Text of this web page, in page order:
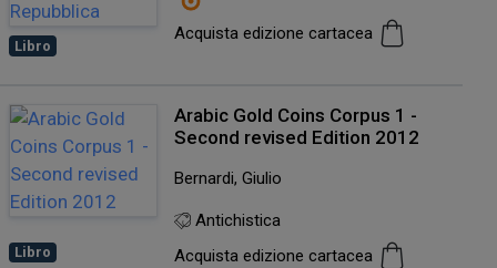
Libro
Acquista edizione cartacea
Libro
Arabic Gold Coins Corpus 1 -
Second revised Edition 2012
Bernardi, Giulio
Antichistica
Acquista edizione cartacea